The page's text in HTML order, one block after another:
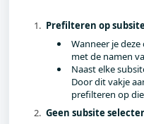
Prefilteren op
Wanneer je
met de namen
Naast elke
Door dit vakje
prefilteren op
Geen subsite